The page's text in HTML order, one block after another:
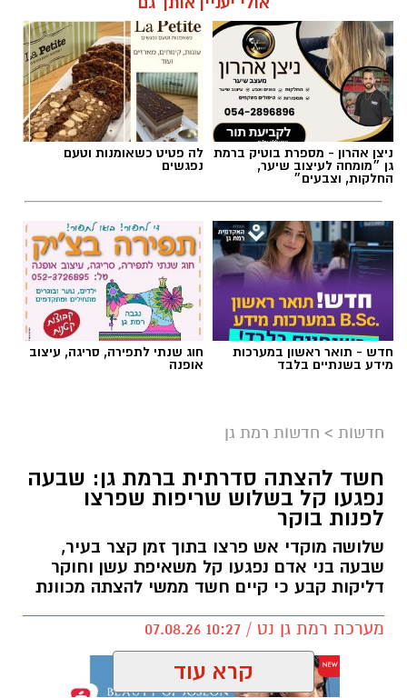
אילוסטרציה AI
הברכה מתחילה הרבה לפני הנס
לרפואה.
לפרנסה.
לילדים.
לזיווג.
אנחנו משוכנעים שהברכה תגיע ביום שבו המציאות
תשתנה.
"רְאֵה אָנֹכִי נֹתֵן לִפְנֵיכֶם הַיּוֹם בְּרָכָה..."
שימו לב למילה אחת.
ניצן אהרון - מספרת בוטיק ברמת
גן ״מומחה לעיצוב שיער,
החלקות, וצבעים״
לה פטיט כשאומנות וטעם
נפגשים
חדש - תואר ראשון במערכות
מידע בשנתיים בלבד
חוג שנתי לתפירה, סריגה, עיצוב
אופנה
חדשות > חדשות רמת גן
חשד להצתה סדרתית ברמת גן: שבעה
נפגעו קל בשלוש שריפות שפרצו
לפנות בוקר
שלושה מוקדי אש פרצו בתוך זמן קצר בעיר,
שבעה בני אדם נפגעו קל משאיפת עשן וחוקר
דליקות קבע כי קיים חשד ממשי להצתה מכוונת
מערכת רמת גן נט / 10:27 07.08.26
קרא עוד